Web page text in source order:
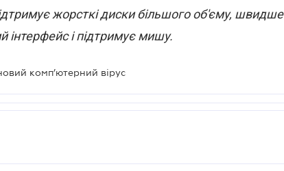
жорсткі диски більшого об'єму, швидше
інтерфейс і підтримує мишу.
комп’ютерний вірус